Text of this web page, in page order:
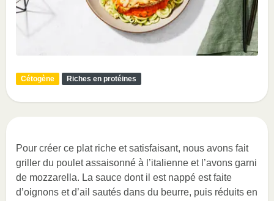
Cétogène Riches en protéines
Pour créer ce plat riche et satisfaisant, nous avons fait
griller du poulet assaisonné à l’italienne et l’avons garni
de mozzarella. La sauce dont il est nappé est faite
d’oignons et d’ail sautés dans du beurre, puis réduits en